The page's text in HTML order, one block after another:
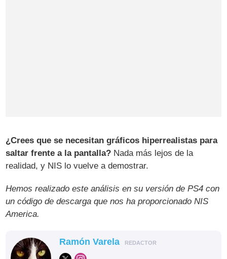
¿Crees que se necesitan gráficos hiperrealistas para
saltar frente a la pantalla? Nada más lejos de la
realidad, y NIS lo vuelve a demostrar.
Hemos realizado este análisis en su versión de PS4 con
un código de descarga que nos ha proporcionado NIS
America.
Ramón Varela REDACTOR